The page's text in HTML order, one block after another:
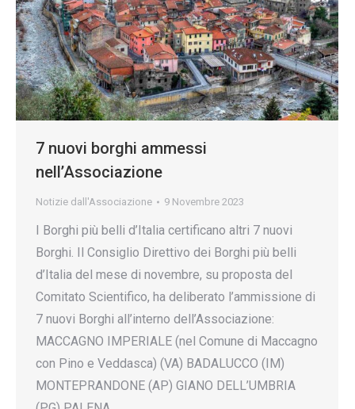
7 nuovi borghi ammessi
nell’Associazione
Notizie dall'Associazione 9 Novembre 2023
I Borghi più belli d’Italia certificano altri 7 nuovi
Borghi. Il Consiglio Direttivo dei Borghi più belli
d’Italia del mese di novembre, su proposta del
Comitato Scientifico, ha deliberato l’ammissione di
7 nuovi Borghi all’interno dell’Associazione:
MACCAGNO IMPERIALE (nel Comune di Maccagno
con Pino e Veddasca) (VA) BADALUCCO (IM)
MONTEPRANDONE (AP) GIANO DELL’UMBRIA